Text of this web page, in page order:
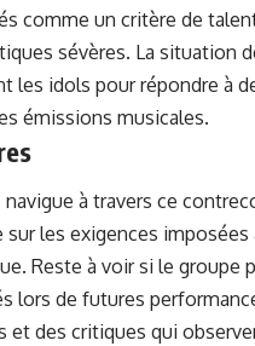
comme un critère de
sévères. La situation
les idols pour répondre à
émissions musicales.
navigue à travers ce
les exigences
Reste à voir si le groupe
lors de futures
et des critiques qui